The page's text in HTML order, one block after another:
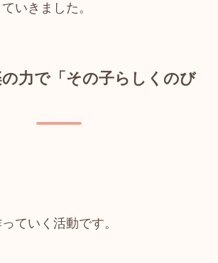
いきました。
力で「その子らしくのび
ていく活動です。